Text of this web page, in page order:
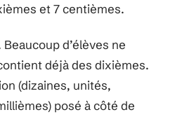
et 7 centièmes.
d’élèves ne
déjà des dixièmes.
(dizaines, unités,
posé à côté de